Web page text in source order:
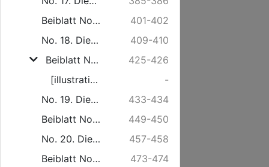
Beiblatt No. 17. Freitag den 25. April.
401-402
No. 18. Dienstag den 29. April.
409-410
Beiblatt No. 18. Freitag den 2. Mai.
425-426
[illustration]
-
No. 19. Dienstag den 6. Mai.
433-434
Beiblatt No. 19. Freitag den 9. Mai.
449-450
No. 20. Dienstag den 13. Mai.
457-458
Beiblatt No. 20. Freitag den 16. Mai.
473-474